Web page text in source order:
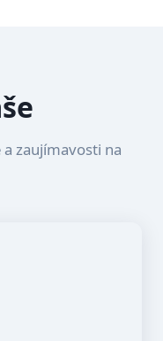
zaujímavosti na